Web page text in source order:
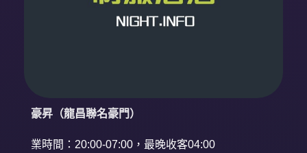
豪昇（龍昌聯名豪門）
業時間：20:00-07:00，最晚收客04:00